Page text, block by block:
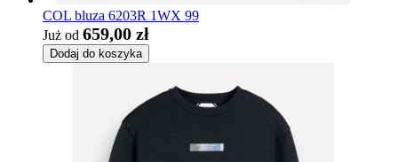
COL bluza 6203R 1WX 99
Już od 659,00 zł
Dodaj do koszyka